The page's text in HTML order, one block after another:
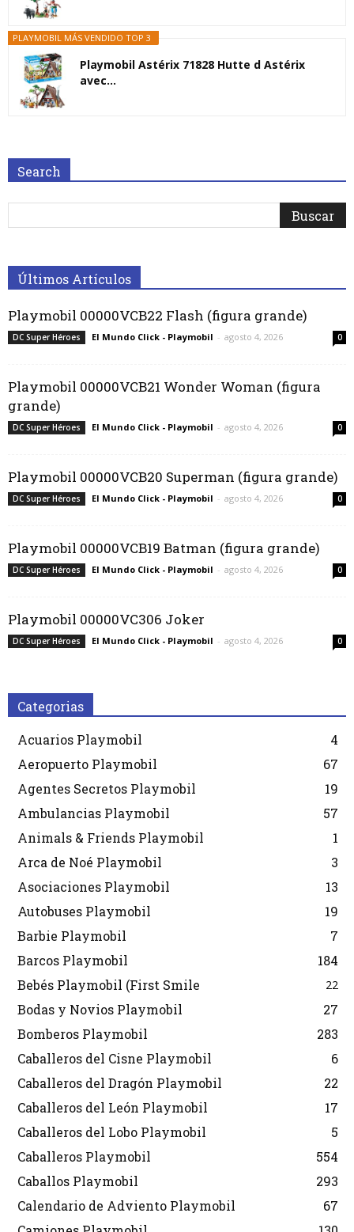
PLAYMOBIL MÁS VENDIDO TOP 3
Playmobil Astérix 71828 Hutte d Astérix
avec...
Search
Últimos Artículos
Playmobil 00000VCB22 Flash (figura grande)
DC Super Héroes El Mundo Click - Playmobil - agosto 4, 2026 0
Playmobil 00000VCB21 Wonder Woman (figura
grande)
DC Super Héroes El Mundo Click - Playmobil - agosto 4, 2026 0
Playmobil 00000VCB20 Superman (figura grande)
DC Super Héroes El Mundo Click - Playmobil - agosto 4, 2026 0
Playmobil 00000VCB19 Batman (figura grande)
DC Super Héroes El Mundo Click - Playmobil - agosto 4, 2026 0
Playmobil 00000VC306 Joker
DC Super Héroes El Mundo Click - Playmobil - agosto 4, 2026 0
Categorias
Acuarios Playmobil
4
Aeropuerto Playmobil
67
Agentes Secretos Playmobil
19
Ambulancias Playmobil
57
Animals & Friends Playmobil
1
Arca de Noé Playmobil
3
Asociaciones Playmobil
13
Autobuses Playmobil
19
Barbie Playmobil
7
Barcos Playmobil
184
Bebés Playmobil (First Smile
22
Bodas y Novios Playmobil
27
Bomberos Playmobil
283
Caballeros del Cisne Playmobil
6
Caballeros del Dragón Playmobil
22
Caballeros del León Playmobil
17
Caballeros del Lobo Playmobil
5
Caballeros Playmobil
554
Caballos Playmobil
293
Calendario de Adviento Playmobil
67